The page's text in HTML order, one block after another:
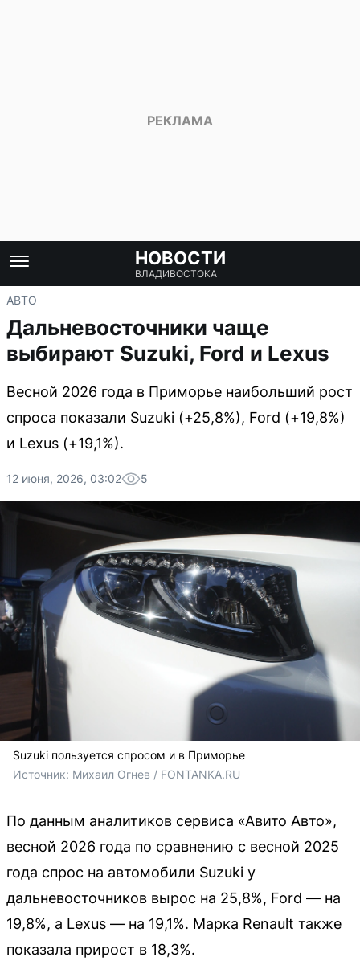
НОВОСТИ
ВЛАДИВОСТОКА
АВТО
Дальневосточники чаще
выбирают Suzuki, Ford и Lexus
Весной 2026 года в Приморье наибольший рост
спроса показали Suzuki (+25,8%), Ford (+19,8%)
и Lexus (+19,1%).
12 июня, 2026, 03:02 5
Suzuki пользуется спросом и в Приморье
Источник: Михаил Огнев / FONTANKA.RU
По данным аналитиков сервиса «Авито Авто»,
весной 2026 года по сравнению с весной 2025
года спрос на автомобили Suzuki у
дальневосточников вырос на 25,8%, Ford — на
19,8%, а Lexus — на 19,1%. Марка Renault также
показала прирост в 18,3%.